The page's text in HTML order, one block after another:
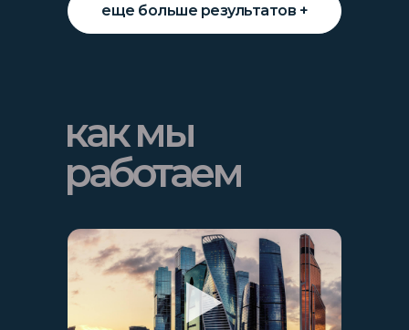
еще больше результатов +
как мы
работаем